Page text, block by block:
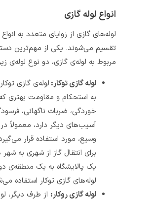
انواع لوله گازی
لوله‌های گازی از زوایای متعدد به انواع مختلفی
تقسیم می‌شوند. یکی از مهم‌ترین دسته‌بندی‌های
مربوط به لوله‌ی گازی، دو نوع لوله‌ی زیر است:
لوله گازی توکار:لوله‌ی گازی توکار با توجه
به استحکام و مقاومت بهتری که نسبت به
خوردگی، ضربات ناگهانی، فرسودگی و
آسیب‌های دیگر دارد، معمولاً در پروژه‌های
وسیع، مورد استفاده قرار می‌گیرد؛ مثلا
برای انتقال گاز از شهری به شهر دیگر یا از
یک پالایشگاه به یک منطقه‌ی دوردست، از
لوله‌های گازی توکار استفاده می‌شود.
لوله گازی روکار:از طرف دیگر، لوله‌های